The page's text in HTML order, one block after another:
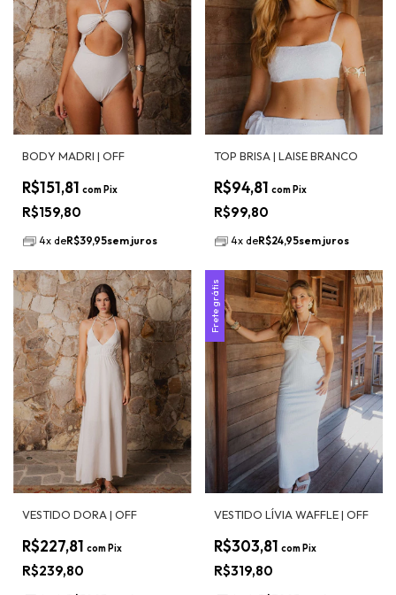
BODY MADRI | OFF
R$159,80
R$151,81 com Pix
4x deR$39,95sem juros
TOP BRISA | LAISE BRANCO
R$99,80
R$94,81 com Pix
4x deR$24,95sem juros
VESTIDO DORA | OFF
R$239,80
R$227,81 comPix
Frete grátis
VESTIDO LÍVIA WAFFLE | OFF
R$319,80
R$303,81 comPix